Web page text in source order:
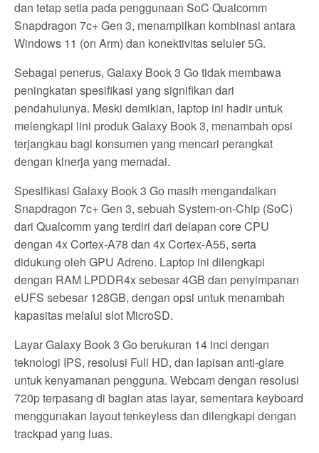
dan tetap setia pada penggunaan SoC Qualcomm
Snapdragon 7c+ Gen 3, menampilkan kombinasi antara
Windows 11 (on Arm) dan konektivitas seluler 5G.
Sebagai penerus, Galaxy Book 3 Go tidak membawa
peningkatan spesifikasi yang signifikan dari
pendahulunya. Meski demikian, laptop ini hadir untuk
melengkapi lini produk Galaxy Book 3, menambah opsi
terjangkau bagi konsumen yang mencari perangkat
dengan kinerja yang memadai.
Spesifikasi Galaxy Book 3 Go masih mengandalkan
Snapdragon 7c+ Gen 3, sebuah System-on-Chip (SoC)
dari Qualcomm yang terdiri dari delapan core CPU
dengan 4x Cortex-A78 dan 4x Cortex-A55, serta
didukung oleh GPU Adreno. Laptop ini dilengkapi
dengan RAM LPDDR4x sebesar 4GB dan penyimpanan
eUFS sebesar 128GB, dengan opsi untuk menambah
kapasitas melalui slot MicroSD.
Layar Galaxy Book 3 Go berukuran 14 inci dengan
teknologi IPS, resolusi Full HD, dan lapisan anti-glare
untuk kenyamanan pengguna. Webcam dengan resolusi
720p terpasang di bagian atas layar, sementara keyboard
menggunakan layout tenkeyless dan dilengkapi dengan
trackpad yang luas.